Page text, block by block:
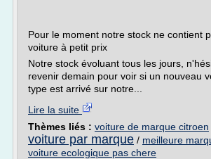
Pour le moment notre stock ne contient
voiture à petit prix
Notre stock évoluant tous les jours,
revenir demain pour voir si un nouveau
type est arrivé sur notre...
Lire la suite
Thèmes liés : voiture de marque citroen
voiture par marque / meilleure
voiture ecologique pas chere